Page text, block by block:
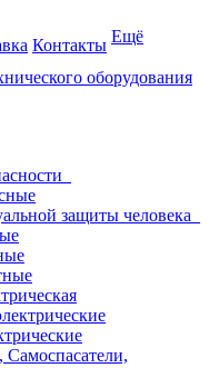
Контакты Ещё
защиты человека
Самоспасатели,